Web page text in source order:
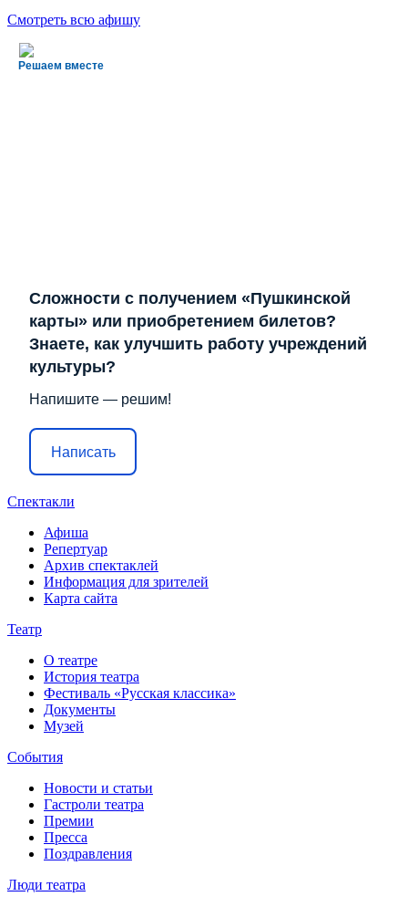
Смотреть всю афишу
Решаем вместе
Сложности с получением «Пушкинской
карты» или приобретением билетов?
Знаете, как улучшить работу учреждений
культуры?
Напишите — решим!
Написать
Спектакли
Афиша
Репертуар
Архив спектаклей
Информация для зрителей
Карта сайта
Театр
О театре
История театра
Фестиваль «Русская классика»
Документы
Музей
События
Новости и статьи
Гастроли театра
Премии
Пресса
Поздравления
Люди театра